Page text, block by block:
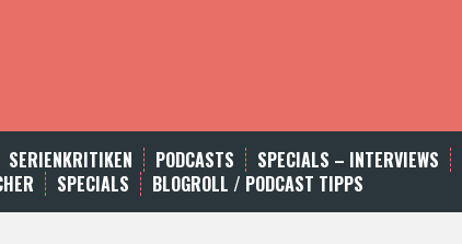
SERIENKRITIKEN PODCASTS SPECIALS – INTERVIEWS
SPECIALS BLOGROLL / PODCAST TIPPS